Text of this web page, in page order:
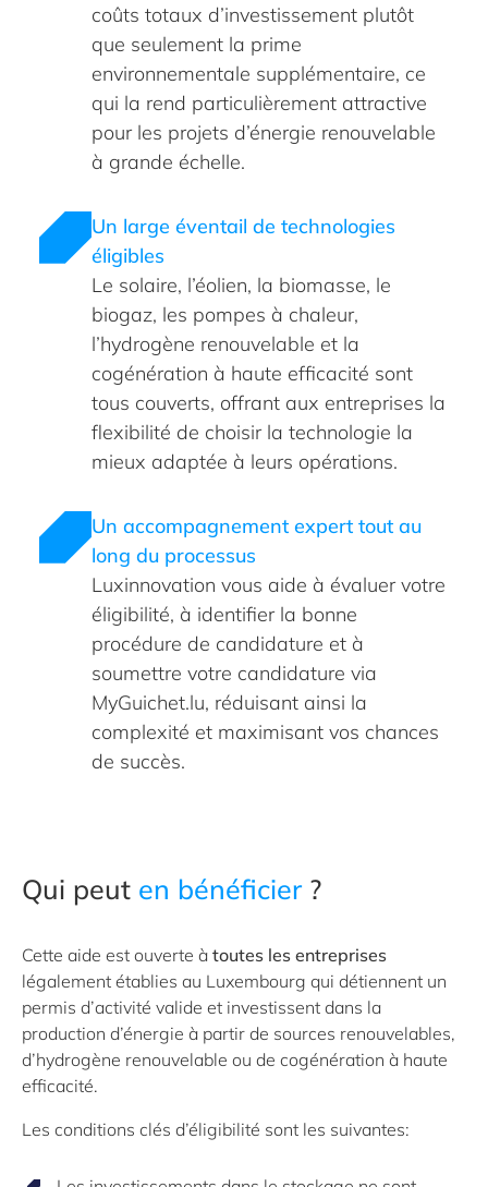
coûts totaux d’investissement plutôt
que seulement la prime
environnementale supplémentaire, ce
qui la rend particulièrement attractive
pour les projets d’énergie renouvelable
à grande échelle.
Un large éventail de technologies
éligibles
Le solaire, l’éolien, la biomasse, le
biogaz, les pompes à chaleur,
l’hydrogène renouvelable et la
cogénération à haute efficacité sont
tous couverts, offrant aux entreprises la
flexibilité de choisir la technologie la
mieux adaptée à leurs opérations.
Un accompagnement expert tout au
long du processus
Luxinnovation vous aide à évaluer votre
éligibilité, à identifier la bonne
procédure de candidature et à
soumettre votre candidature via
MyGuichet.lu, réduisant ainsi la
complexité et maximisant vos chances
de succès.
Qui peut en bénéficier?
Cette aide est ouverte à toutes les entreprises
légalement établies au Luxembourg qui détiennent un
permis d’activité valide et investissent dans la
production d’énergie à partir de sources renouvelables,
d’hydrogène renouvelable ou de cogénération à haute
efficacité.
Les conditions clés d’éligibilité sont les suivantes: